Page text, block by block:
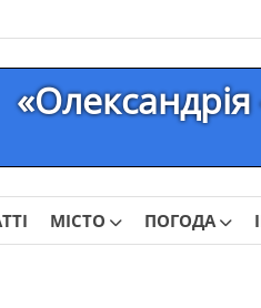
МІСТО ПОГОДА